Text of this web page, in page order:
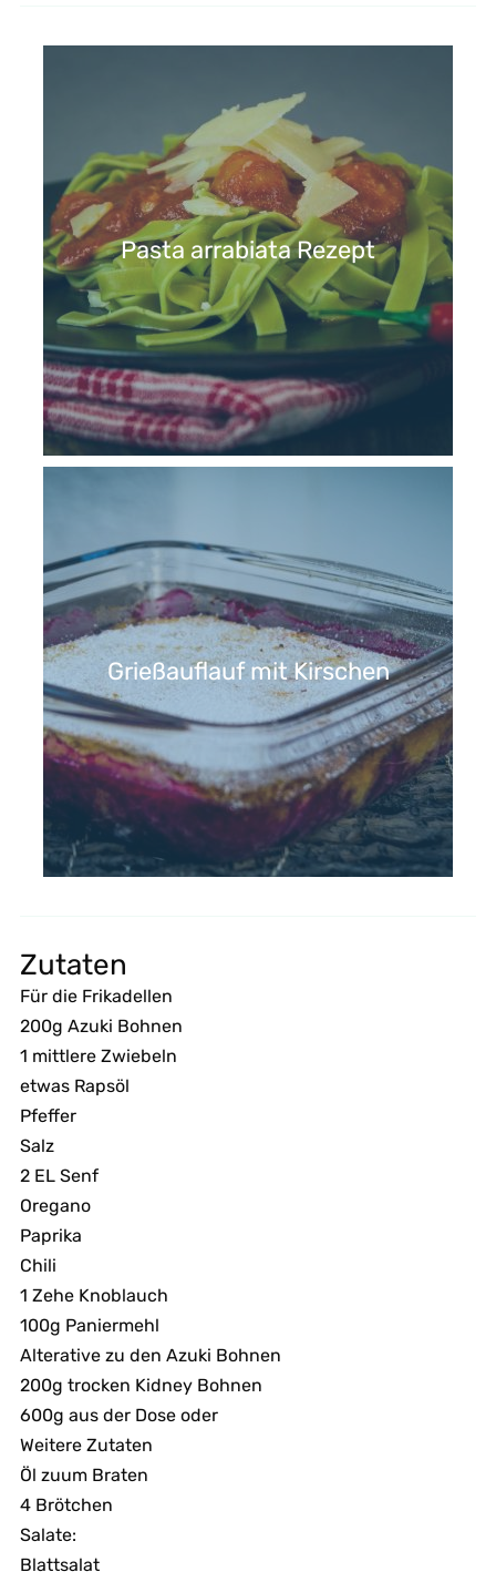
Pasta arrabiata Rezept
Grießauflauf mit Kirschen
Zutaten
Für die Frikadellen
200g Azuki Bohnen
1 mittlere Zwiebeln
etwas Rapsöl
Pfeffer
Salz
2 EL Senf
Oregano
Paprika
Chili
1 Zehe Knoblauch
100g Paniermehl
Alterative zu den Azuki Bohnen
200g trocken Kidney Bohnen
600g aus der Dose oder
Weitere Zutaten
Öl zuum Braten
4 Brötchen
Salate:
Blattsalat